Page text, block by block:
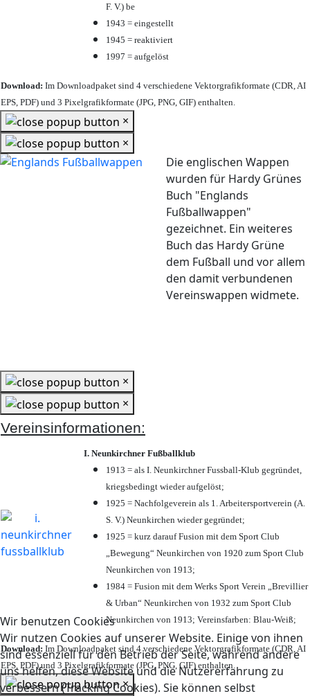
Wir benutzen Cookies
Wir nutzen Cookies auf unserer Website. Einige von ihnen
sind essenziell für den Betrieb der Seite, während andere
uns helfen, diese Website und die Nutzererfahrung zu
verbessern (Tracking Cookies). Sie können selbst
F. V.) be
1943 = eingestellt
1945 = reaktiviert
1997 = aufgelöst
Download: Im Downloadpaket sind 4 verschiedene Vektorgrafikformate (CDR, AI
EPS, PDF) und 3 Pixelgrafikformate (JPG, PNG, GIF) enthalten.
×
×
Die englischen Wappen
wurden für Hardy Grünes
Buch "Englands
Fußballwappen"
gezeichnet. Ein weiteres
Buch das Hardy Grüne
dem Fußball und vor allem
den damit verbundenen
Vereinswappen widmete.
×
×
Vereinsinformationen:
I. Neunkirchner Fußballklub
1913 = als I. Neunkirchner Fussball-Klub gegründet,
kriegsbedingt wieder aufgelöst;
1925 = Nachfolgeverein als 1. Arbeitersportverein (A.
S. V.) Neunkirchen wieder gegründet;
1925 = kurz darauf Fusion mit dem Sport Club
„Bewegung“ Neunkirchen von 1920 zum Sport Club
Neunkirchen von 1913;
1984 = Fusion mit dem Werks Sport Verein „Brevillier
& Urban“ Neunkirchen von 1932 zum Sport Club
Neunkirchen von 1913; Vereinsfarben: Blau-Weiß;
Download: Im Downloadpaket sind 4 verschiedene Vektorgrafikformate (CDR, AI
EPS, PDF) und 3 Pixelgrafikformate (JPG, PNG, GIF) enthalten.
×